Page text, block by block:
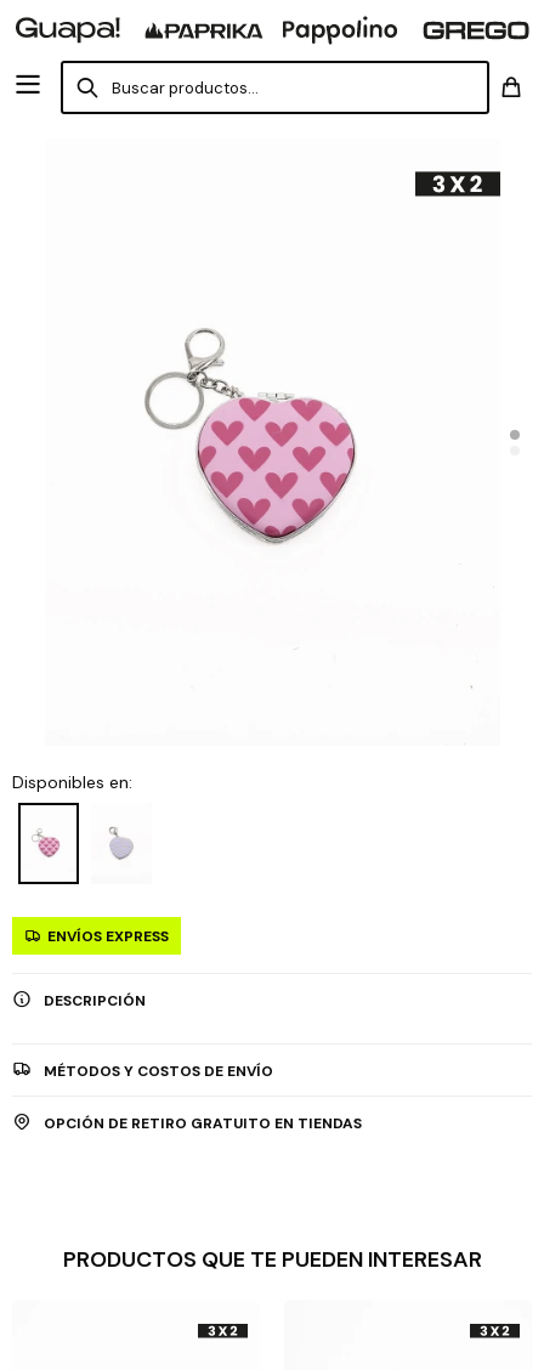
Disponibles en:
ENVÍOS EXPRESS
DESCRIPCIÓN
MÉTODOS Y COSTOS DE ENVÍO
OPCIÓN DE RETIRO GRATUITO EN TIENDAS
PRODUCTOS QUE TE PUEDEN INTERESAR